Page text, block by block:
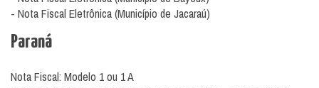
- Nota Fiscal Eletrônica (Município de Jacaraú)
Paraná
Nota Fiscal: Modelo 1 ou 1 A